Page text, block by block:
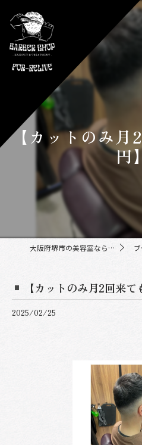
【カットのみ月
円
大阪府堺市の美容室ならFor-Relive ブログ
【カットのみ月2回来て
2025/02/25